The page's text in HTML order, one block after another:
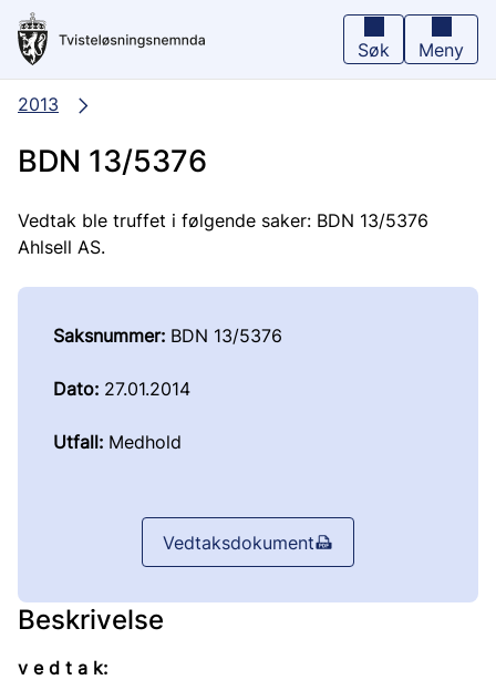
Hopp
hovedinnhold
Søk Meny
2013
BDN 13/5376
Vedtak ble truffet i følgende saker: BDN 13/5376
Ahlsell AS.
Saksnummer: BDN 13/5376
Dato: 27.01.2014
Utfall: Medhold
Vedtaksdokument
Beskrivelse
v e d t a k: